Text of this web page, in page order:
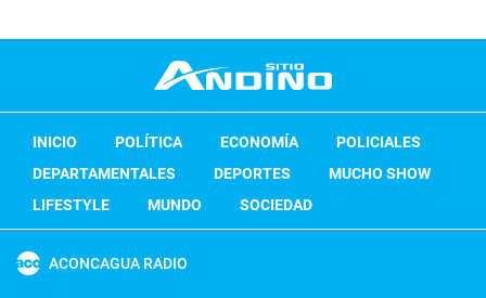
INICIO POLÍTICA ECONOMÍA
POLICIALES
DEPARTAMENTALES
DEPORTES
MUCHO SHOW
LIFESTYLE
MUNDO SOCIEDAD
ACONCAGUA RADIO